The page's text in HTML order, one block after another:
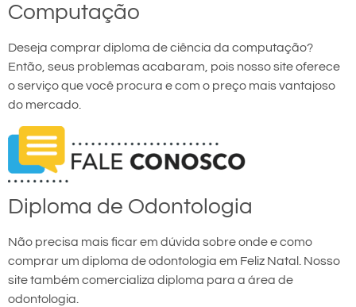
Computação
Deseja comprar diploma de ciência da computação?
Então, seus problemas acabaram, pois nosso site oferece
o serviço que você procura e com o preço mais vantajoso
do mercado.
Diploma de Odontologia
Não precisa mais ficar em dúvida sobre onde e como
comprar um diploma de odontologia em Feliz Natal. Nosso
site também comercializa diploma para a área de
odontologia.